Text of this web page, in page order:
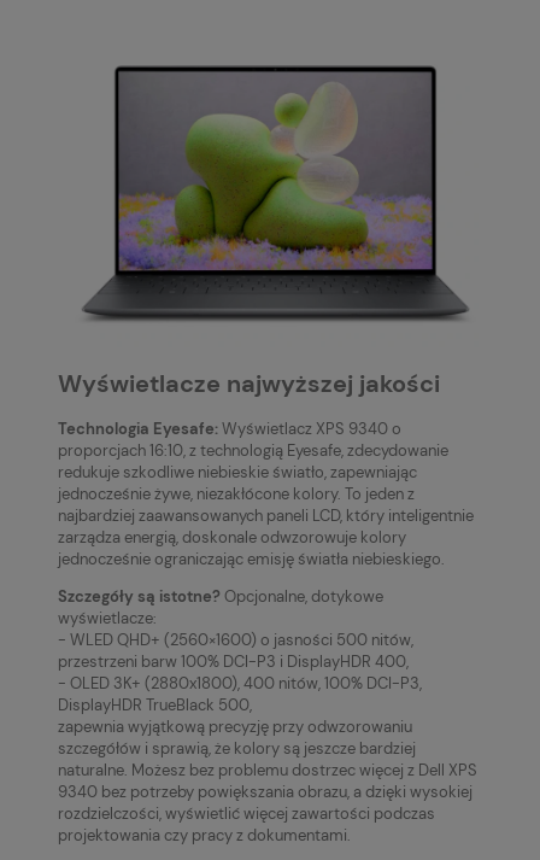
Wyświetlacze najwyższej jakości
Technologia Eyesafe:Wyświetlacz XPS 9340 o
proporcjach 16:10, z technologią Eyesafe, zdecydowanie
redukuje szkodliwe niebieskie światło, zapewniając
jednocześnie żywe, niezakłócone kolory. To jeden z
najbardziej zaawansowanych paneli LCD, który inteligentnie
zarządza energią, doskonale odwzorowuje kolory
jednocześnie ograniczając emisję światła niebieskiego.
Szczegóły są istotne? Opcjonalne, dotykowe
wyświetlacze:
- WLED QHD+ (2560×1600) o jasności 500 nitów,
przestrzeni barw 100% DCI-P3 i DisplayHDR 400,
- OLED 3K+ (2880x1800), 400 nitów, 100% DCI-P3,
DisplayHDR TrueBlack 500,
zapewnia wyjątkową precyzję przy odwzorowaniu
szczegółów i sprawią, że kolory są jeszcze bardziej
naturalne. Możesz bez problemu dostrzec więcej z Dell XPS
9340 bez potrzeby powiększania obrazu, a dzięki wysokiej
rozdzielczości, wyświetlić więcej zawartości podczas
projektowania czy pracy z dokumentami.